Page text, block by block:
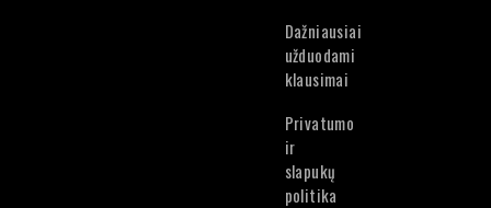
Dažniausiai
užduodami
klausimai
Privatumo
ir
slapukų
politika